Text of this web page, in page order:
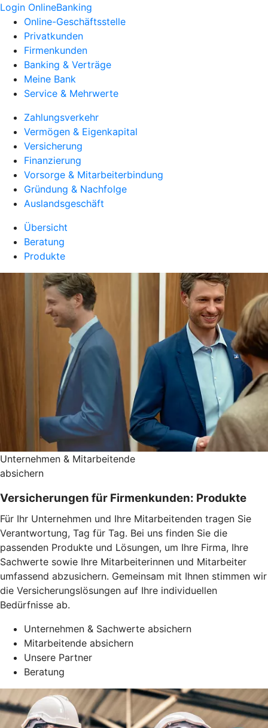
Login OnlineBanking
Online-Geschäftsstelle
Privatkunden
Firmenkunden
Banking & Verträge
Meine Bank
Service & Mehrwerte
Zahlungsverkehr
Vermögen & Eigenkapital
Versicherung
Finanzierung
Vorsorge & Mitarbeiterbindung
Gründung & Nachfolge
Auslandsgeschäft
Übersicht
Beratung
Produkte
Unternehmen & Mitarbeitende
absichern
Versicherungen für Firmenkunden: Produkte
Für Ihr Unternehmen und Ihre Mitarbeitenden tragen Sie
Verantwortung, Tag für Tag. Bei uns finden Sie die
passenden Produkte und Lösungen, um Ihre Firma, Ihre
Sachwerte sowie Ihre Mitarbeiterinnen und Mitarbeiter
umfassend abzusichern. Gemeinsam mit Ihnen stimmen wir
die Versicherungslösungen auf Ihre individuellen
Bedürfnisse ab.
Unternehmen & Sachwerte absichern
Mitarbeitende absichern
Unsere Partner
Beratung